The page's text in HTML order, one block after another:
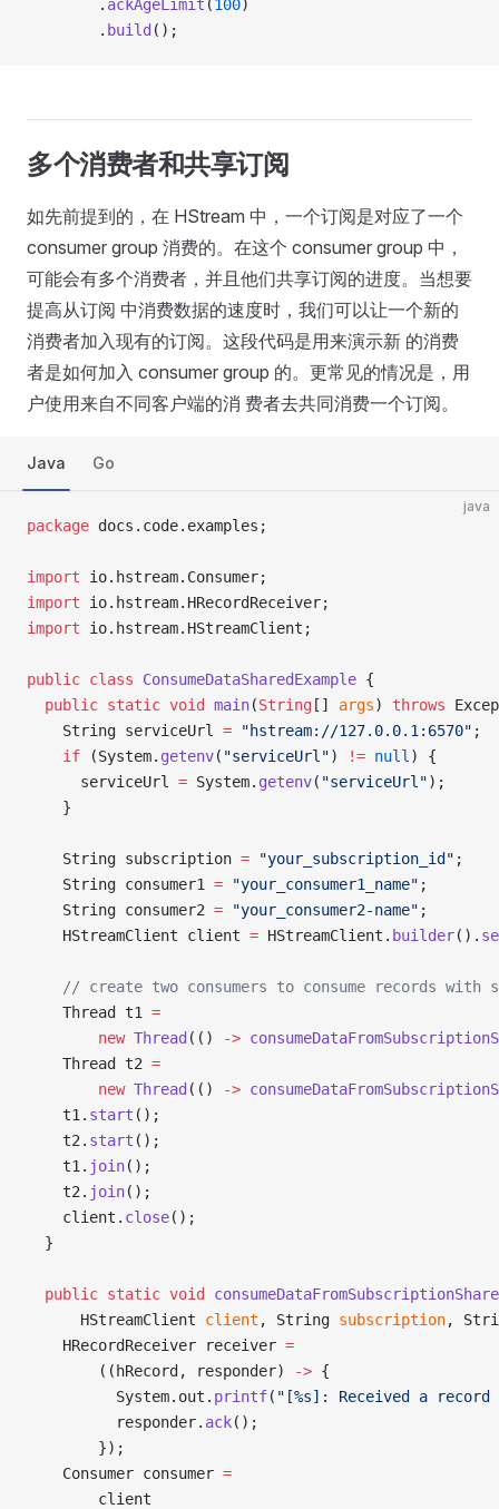
        .
ackAgeLimit ( 100)
        .
build ();
多个消费者和共享订阅
如先前提到的，在 HStream 中，一个订阅是对应了一个
consumer group 消费的。在这个 consumer group 中，
可能会有多个消费者，并且他们共享订阅的进度。当想要
提高从订阅 中消费数据的速度时，我们可以让一个新的
消费者加入现有的订阅。这段代码是用来演示新 的消费
者是如何加入 consumer group 的。更常见的情况是，用
户使用来自不同客户端的消 费者去共同消费一个订阅。
Java Go
java
package docs.code.examples;
import io.hstream.Consumer;
import io.hstream.HRecordReceiver;
import io.hstream.HStreamClient;
public class ConsumeDataSharedExample {
  public
static void main(String [] args) throws
    String serviceUrl
= "hstream://127.0.0.1:6570" ;
    if
(System. getenv( "serviceUrl") != null ) {
      serviceUrl
= System. getenv( "serviceUrl");
    }
    String subscription
= "your_subscription_id" ;
    String consumer1
= "your_consumer1_name" ;
    String consumer2
= "your_consumer2-name" ;
    HStreamClient client
= HStreamClient. builder().
// create two consumers to consume records with
    Thread t1
=
        new
Thread (() ->
    Thread t2
=
        new
Thread (() ->
    t1.
start ();
    t2.
start ();
    t1.
join();
    t2.
join();
    client.
close();
  }
  public
static void
      HStreamClient
client , String subscription,
    HRecordReceiver receiver
=
        ((hRecord, responder)
-> {
          System.out.
printf( "[%s]: Received a record
          responder.
ack();
        });
    Consumer consumer
=
        client